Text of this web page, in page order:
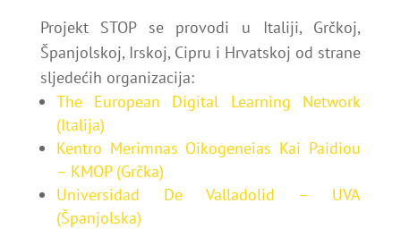
Projekt STOP se provodi u Italiji, Grčkoj,
Španjolskoj, Irskoj, Cipru i Hrvatskoj od strane
sljedećih organizacija:
The European Digital Learning Network
(Italija)
Kentro Merimnas Oikogeneias Kai Paidiou
– KMOP (Grčka)
Universidad De Valladolid – UVA
(Španjolska)